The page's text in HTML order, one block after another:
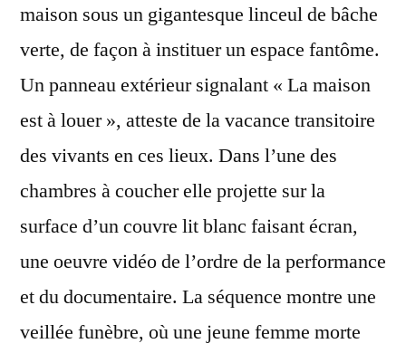
maison sous un gigantesque linceul de bâche
verte, de façon à instituer un espace fantôme.
Un panneau extérieur signalant « La maison
est à louer », atteste de la vacance transitoire
des vivants en ces lieux. Dans l’une des
chambres à coucher elle projette sur la
surface d’un couvre lit blanc faisant écran,
une oeuvre vidéo de l’ordre de la performance
et du documentaire. La séquence montre une
veillée funèbre, où une jeune femme morte